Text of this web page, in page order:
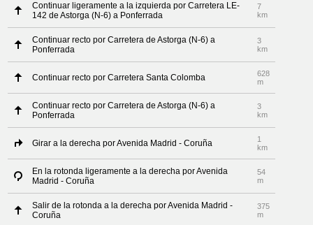
Continuar ligeramente a la izquierda por Carretera LE-
142 de Astorga (N-6) a Ponferrada
7
km
Continuar recto por Carretera de Astorga (N-6) a
Ponferrada
3
km
Continuar recto por Carretera Santa Colomba
628
m
Continuar recto por Carretera de Astorga (N-6) a
Ponferrada
3
km
Girar a la derecha por Avenida Madrid - Coruña
1
km
En la rotonda ligeramente a la derecha por Avenida
Madrid - Coruña
54
m
Salir de la rotonda a la derecha por Avenida Madrid -
Coruña
375
m